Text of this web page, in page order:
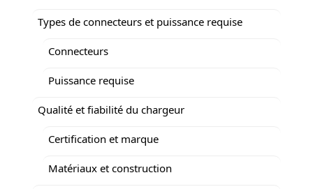
Types de connecteurs et puissance requise
Connecteurs
Puissance requise
Qualité et fiabilité du chargeur
Certification et marque
Matériaux et construction